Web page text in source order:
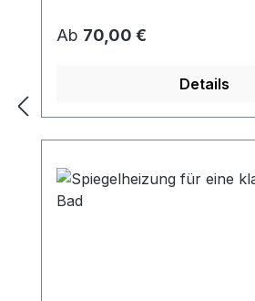
Regulärer Preis:
Ab 70,00 €
Details